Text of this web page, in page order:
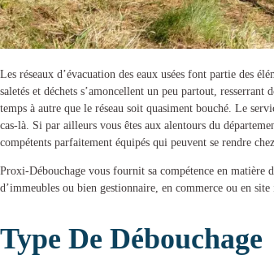
Les réseaux d’évacuation des eaux usées font partie des
saletés et déchets s’amoncellent un peu partout,
temps à autre que le réseau soit quasiment bouché. Le
cas-là. Si par ailleurs vous êtes aux alentours du
compétents parfaitement équipés qui peuvent se rendre
Proxi-Débouchage vous fournit sa compétence en matière
d’immeubles ou bien gestionnaire, en commerce ou en
Type De Débouchage